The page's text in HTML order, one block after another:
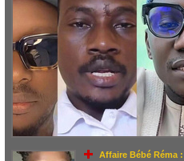
Affaire Bébé Réma